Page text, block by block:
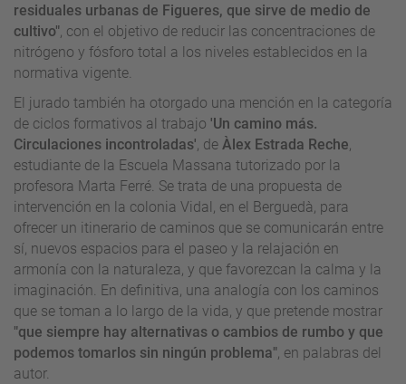
residuales urbanas de Figueres, que sirve de medio de
cultivo", con el objetivo de reducir las concentraciones de
nitrógeno y fósforo total a los niveles establecidos en la
normativa vigente.
El jurado también ha otorgado una mención en la categoría
de ciclos formativos al trabajo 'Un camino más.
Circulaciones incontroladas', de Àlex Estrada Reche,
estudiante de la Escuela Massana tutorizado por la
profesora Marta Ferré. Se trata de una propuesta de
intervención en la colonia Vidal, en el Berguedà, para
ofrecer un itinerario de caminos que se comunicarán entre
sí, nuevos espacios para el paseo y la relajación en
armonía con la naturaleza, y que favorezcan la calma y la
imaginación. En definitiva, una analogía con los caminos
que se toman a lo largo de la vida, y que pretende mostrar
"que siempre hay alternativas o cambios de rumbo y que
podemos tomarlos sin ningún problema", en palabras del
autor.